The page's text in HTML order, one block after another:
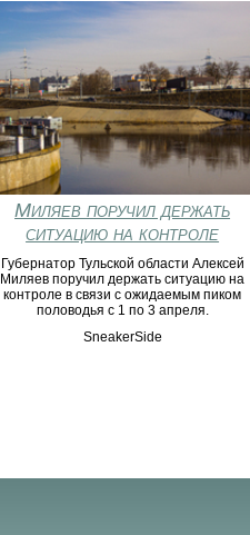
Миляев поручил держать
ситуацию на контроле
Губернатор Тульской области Алексей
Миляев поручил держать ситуацию на
контроле в связи с ожидаемым пиком
половодья с 1 по 3 апреля.
SneakerSide